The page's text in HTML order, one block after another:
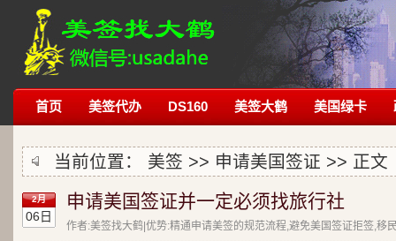
首页 美签代办 DS160 美签大鹤 美国绿卡
当前位置： 美签 >> 申请美国签证 >> 正文
2月
06日
申请美国签证并一定必须找旅行社
作者:美签找大鹤|优势:精通申请美签的规范流程,避免美国签证拒签,移